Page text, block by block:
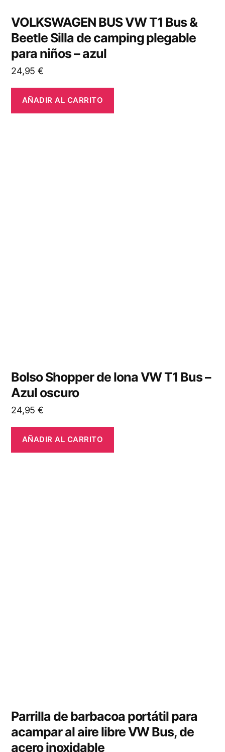
VOLKSWAGEN BUS VW T1 Bus &
Beetle Silla de camping plegable
para niños – azul
24,95 €
AÑADIR AL CARRITO
Bolso Shopper de lona VW T1 Bus –
Azul oscuro
24,95 €
AÑADIR AL CARRITO
Parrilla de barbacoa portátil para
acampar al aire libre VW Bus, de
acero inoxidable